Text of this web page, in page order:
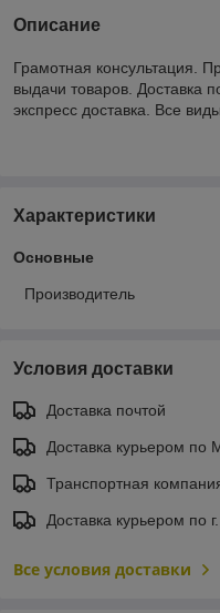
Описание
Грамотная консультация.
выдачи товаров. Доставка
экспресс доставка. Все
Характеристики
Основные
Производитель
Условия доставки
Доставка почтой
Доставка курьером по
Транспортная
Доставка курьером по
Все условия доставки